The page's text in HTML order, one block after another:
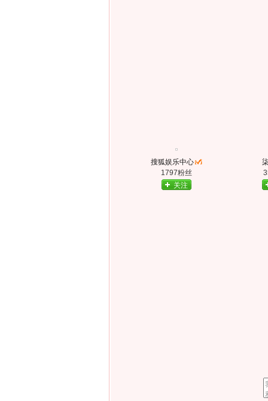
搜狐娱乐中心
1797粉丝
关注